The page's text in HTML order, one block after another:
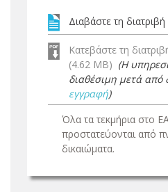
Διαβάστε τη
Κατεβάστε τη
(4.62 MB) (Η
διαθέσιμη μετά από
εγγραφή)
Όλα τα τεκμήρια στο
προστατεύονται από
δικαιώματα.